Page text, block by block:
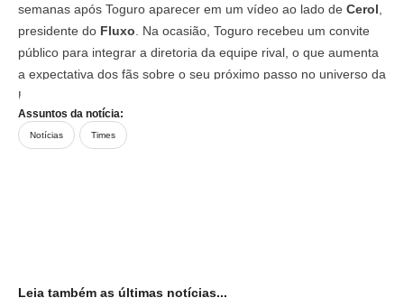
semanas após Toguro aparecer em um vídeo ao lado de Cerol
presidente do Fluxo . Na ocasião, Toguro recebeu um convite
público para integrar a diretoria da equipe rival, o que aumenta
a expectativa dos fãs sobre o seu próximo passo no universo da
Kings League.
Assuntos da notícia:
Notícias Times
Leia também as últimas notícias...